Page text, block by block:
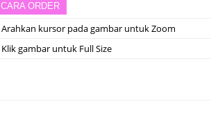
CARA ORDER
Arahkan kursor pada gambar untuk Zoom
Klik gambar untuk Full Size